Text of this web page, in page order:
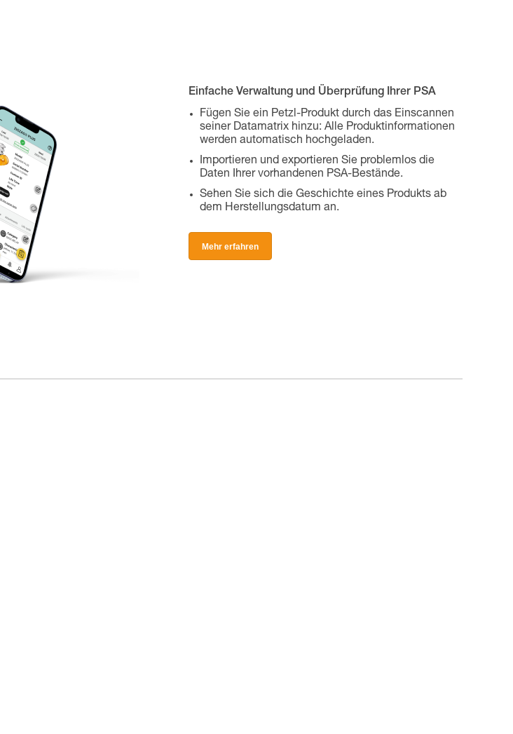
Einfache Verwaltung und Überprüfung Ihrer PSA
Fügen Sie ein Petzl-Produkt durch das Einscannen
seiner Datamatrix hinzu: Alle Produktinformationen
werden automatisch hochgeladen.
Importieren und exportieren Sie problemlos die
Daten Ihrer vorhandenen PSA-Bestände.
Sehen Sie sich die Geschichte eines Produkts ab
dem Herstellungsdatum an.
Mehr erfahren